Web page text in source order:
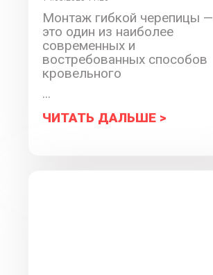
Монтаж гибкой черепицы —
это один из наиболее
современных и
востребованных способов
кровельного
...
ЧИТАТЬ ДАЛЬШЕ >